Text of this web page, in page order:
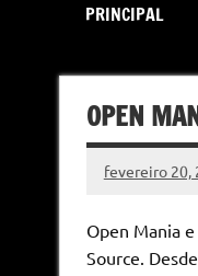
PRINCIPAL
OPEN
fevereiro 20,
Open Mania
Source.